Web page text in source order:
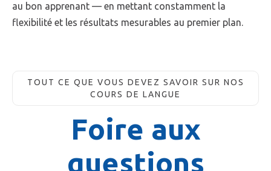
au bon apprenant — en mettant constamment la
flexibilité et les résultats mesurables au premier plan.
TOUT CE QUE VOUS DEVEZ SAVOIR SUR NOS
COURS DE LANGUE
Foire aux
questions